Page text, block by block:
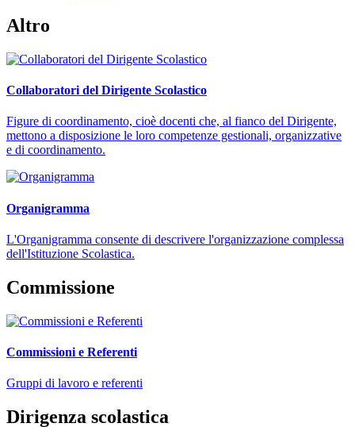
Altro
Collaboratori del Dirigente Scolastico
Figure di coordinamento, cioè docenti che, al fianco del Dirigente,
mettono a disposizione le loro competenze gestionali, organizzative
e di coordinamento.
Organigramma
L'Organigramma consente di descrivere l'organizzazione complessa
dell'Istituzione Scolastica.
Commissione
Commissioni e Referenti
Gruppi di lavoro e referenti
Dirigenza scolastica